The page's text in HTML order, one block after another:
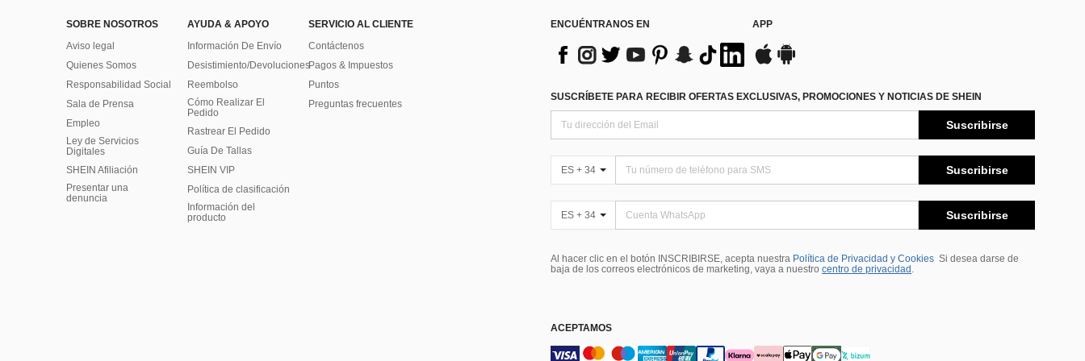
SOBRE NOSOTROS
Aviso legal
Quienes Somos
Responsabilidad Social
Sala de Prensa
Empleo
Ley de Servicios
Digitales
SHEIN Afiliación
Presentar una
denuncia
AYUDA & APOYO
Información De Envío
Desistimiento/Devoluciones
Reembolso
Cómo Realizar El
Pedido
Rastrear El Pedido
Guía De Tallas
SHEIN VIP
Política de clasificación
​Información del
producto
SERVICIO AL CLIENTE
Contáctenos
Pagos & Impuestos
Puntos
Preguntas frecuentes
ENCUÉNTRANOS EN APP
SUSCRÍBETE PARA RECIBIR OFERTAS EXCLUSIVAS, PROMOCIONES Y NOTICIAS DE SHEIN
Suscribirse
ES + 34 Suscribirse
ES + 34 Suscribirse
Al hacer clic en el botón INSCRIBIRSE, acepta nuestra Política de Privacidad y Cookies Si desea darse de
baja de los correos electrónicos de marketing, vaya a nuestro centro de privacidad .
ACEPTAMOS